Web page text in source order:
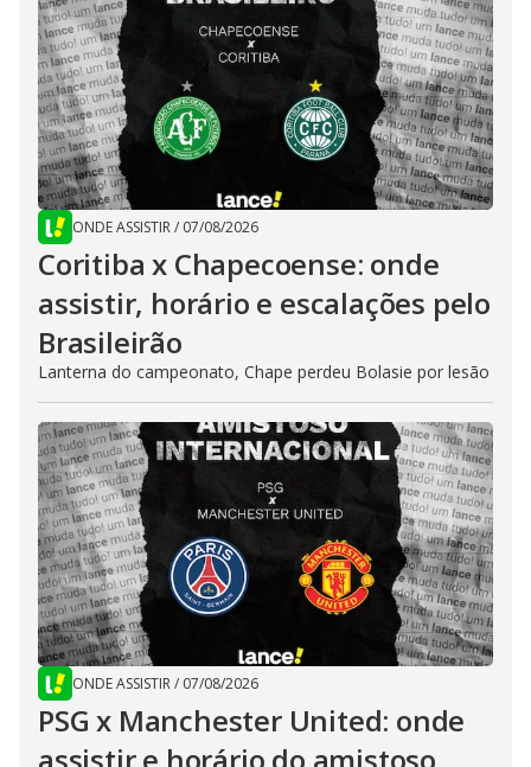
ONDE ASSISTIR/ 07/08/2026
Coritiba x Chapecoense: onde
assistir, horário e escalações pelo
Brasileirão
Lanterna do campeonato, Chape perdeu Bolasie por lesão
ONDE ASSISTIR/ 07/08/2026
PSG x Manchester United: onde
assistir e horário do amistoso